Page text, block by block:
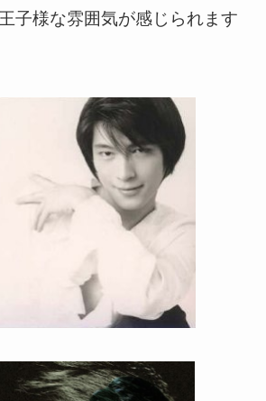
子様な雰囲気が感じられます